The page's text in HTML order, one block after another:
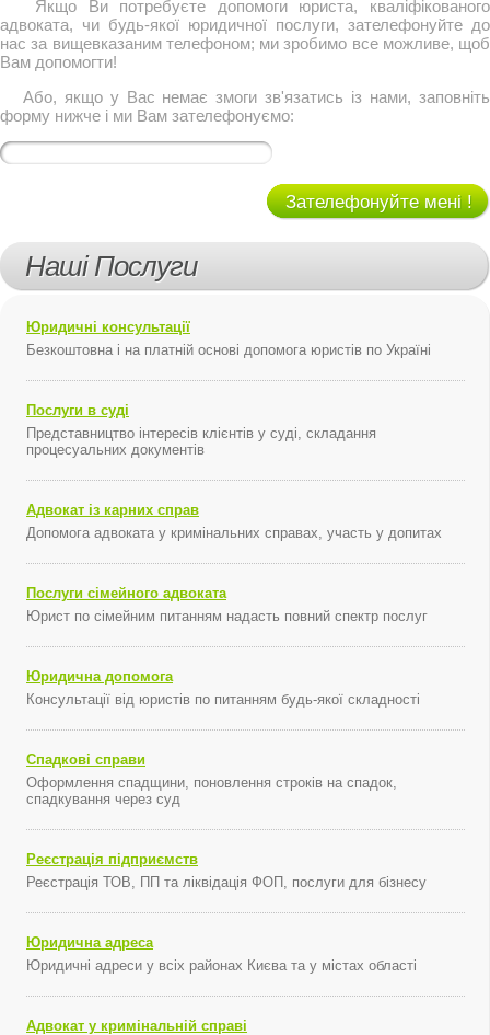
Якщо Ви потребуєте допомоги юриста, кваліфікованого
адвоката, чи будь-якої юридичної послуги, зателефонуйте до
нас за вищевказаним телефоном; ми зробимо все можливе, щоб
Вам допомогти!
Або, якщо у Вас немає змоги зв'язатись із нами, заповніть
форму нижче і ми Вам зателефонуємо:
Зателефонуйте мені !
Наші Послуги
Юридичні консультації
Безкоштовна і на платній основі допомога юристів по Україні
Послуги в суді
Представництво інтересів клієнтів у суді, складання
процесуальних документів
Адвокат із карних справ
Допомога адвоката у кримінальних справах, участь у допитах
Послуги сімейного адвоката
Юрист по сімейним питанням надасть повний спектр послуг
Юридична допомога
Консультації від юристів по питанням будь-якої складності
Спадкові справи
Оформлення спадщини, поновлення строків на спадок,
спадкування через суд
Реєстрація підприємств
Реєстрація ТОВ, ПП та ліквідація ФОП, послуги для бізнесу
Юридична адреса
Юридичні адреси у всіх районах Києва та у містах області
Адвокат у кримінальній справі